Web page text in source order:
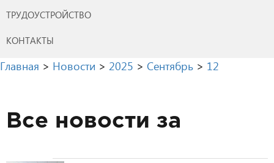
ТРУДОУСТРОЙСТВО
КОНТАКТЫ
Главная > Новости > 2025 > Сентябрь > 12
Все новости за